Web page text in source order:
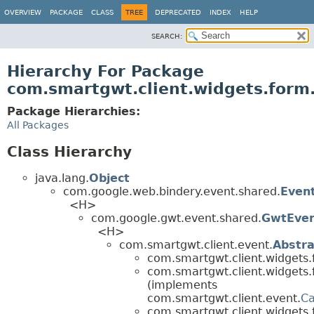
OVERVIEW PACKAGE CLASS TREE DEPRECATED INDEX HELP
SEARCH:
Hierarchy For Package
Package Hierarchies:
All Packages
Class Hierarchy
java.lang.Object
com.google.web.bindery.event.shared.
<H>
com.google.gwt.event.shared.
<H>
com.smartgwt.client.event.
(implements
com.smartgwt.client.event.